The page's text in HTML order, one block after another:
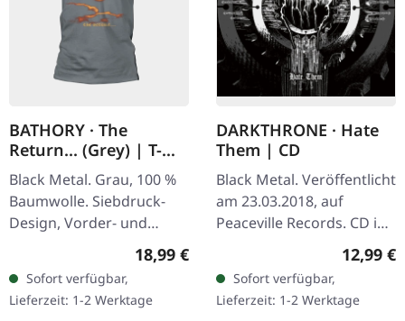
BATHORY · The
Return... (Grey) | T-
SHIRT
Black Metal. Grau, 100 %
Baumwolle. Siebdruck-
Design, Vorder- und
Rückseite bedruckt.Regulärer Preis:
18,99 €
Sofort verfügbar,
Lieferzeit: 1-2 Werktage
DARKTHRONE · Hate
Them | CD
Black Metal. Veröffentlicht
am 23.03.2018, auf
Peaceville Records. CD im
Jewelcase. Darkthromes
"Hate Them" markiert
einen entscheidenden
Punkt in…
12,99 €
Sofort verfügbar,
Lieferzeit: 1-2 Werktage